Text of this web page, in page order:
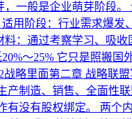
一般是企业萌芽阶段
用阶段：行业需求爆发
：通过考察学习、吸
～25% 它只是照搬国
战略里面第二章 战略联
制造、销售、全面性
没有股权绑定。 两个